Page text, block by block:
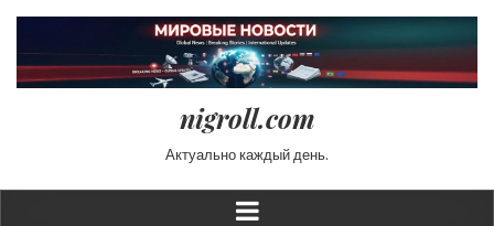
nigroll.com
Актуально каждый день.